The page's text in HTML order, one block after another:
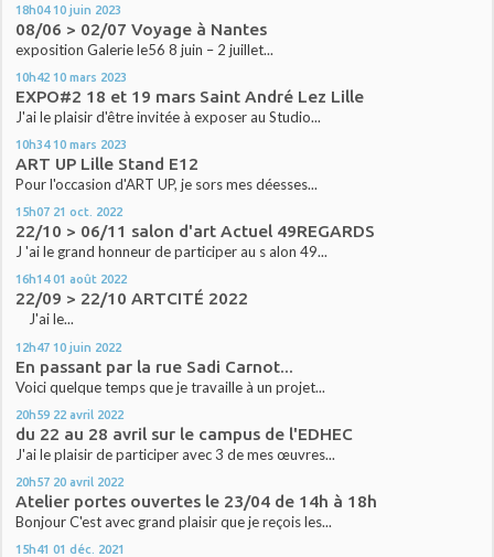
18h04 10 juin 2023
08/06 > 02/07 Voyage à Nantes
exposition Galerie le56 8 juin – 2 juillet...
10h42 10 mars 2023
EXPO#2 18 et 19 mars Saint André Lez Lille
J'ai le plaisir d'être invitée à exposer au Studio...
10h34 10 mars 2023
ART UP Lille Stand E12
Pour l'occasion d'ART UP, je sors mes déesses...
15h07 21 oct. 2022
22/10 > 06/11 salon d'art Actuel 49REGARDS
J 'ai le grand honneur de participer au s alon 49...
16h14 01 août 2022
22/09 > 22/10 ARTCITÉ 2022
J'ai le...
12h47 10 juin 2022
En passant par la rue Sadi Carnot...
Voici quelque temps que je travaille à un projet...
20h59 22 avril 2022
du 22 au 28 avril sur le campus de l'EDHEC
J'ai le plaisir de participer avec 3 de mes œuvres...
20h57 20 avril 2022
Atelier portes ouvertes le 23/04 de 14h à 18h
Bonjour C'est avec grand plaisir que je reçois les...
15h41 01 déc. 2021